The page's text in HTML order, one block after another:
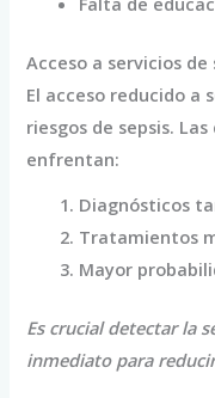
Acceso a servicios de
El acceso reducido a
riesgos de sepsis.
enfrentan:
Diagnósticos
Tratamientos
Mayor
Es crucial detectar la
inmediato para